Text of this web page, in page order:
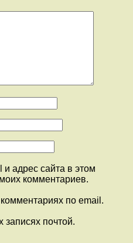
адрес сайта в этом
комментариев.
по email.
почтой.